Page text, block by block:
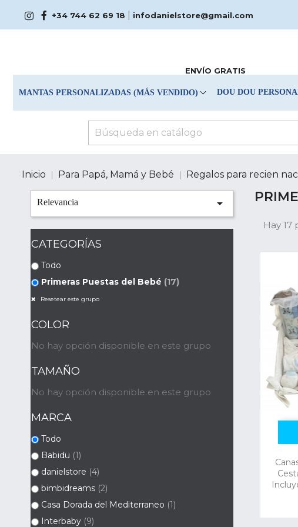
+34 744 62 69 18 infodanielstore@gmail.com
ENVÍO GRATIS
MANTAS PERSONALIZADAS (MÁS VENDIDO) DOU DOU
Inicio Para Papá, Mamá y Bebé Regalos para recien
Relevancia 
CATEGORÍAS
Todo
Primeras Puestas del Bebé (17)
Resetear este grupo
COLOR
No hay opción disponible en este grupo
TAMAÑO
No hay opción disponible en este grupo
MARCA
Todo
Babidu (1)
danielstore (4)
bimbidreams (2)
Casa Dorada del Mediterraneo (1)
Interbaby (9)
Hay 17